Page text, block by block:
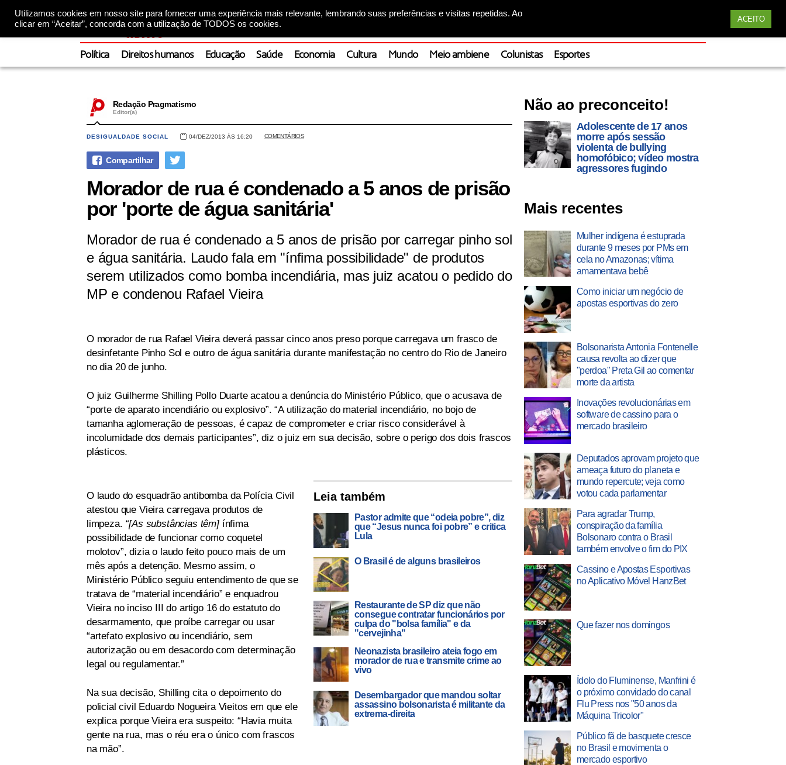
Utilizamos cookies em nosso site para fornecer uma experiência mais relevante, lembrando suas preferências e visitas repetidas. Ao
clicar em “Aceitar”, concorda com a utilização de TODOS os cookies.
ACEITO
Política Direitos humanos Educação Saúde Economia Cultura Mundo Meio ambiene Colunistas Esportes
Redação Pragmatismo
Editor(a)
DESIGUALDADE SOCIAL 04/DEZ/2013 ÀS 16:20 COMENTÁRIOS
Morador de rua é condenado a 5 anos de prisão
por 'porte de água sanitária'
Morador de rua é condenado a 5 anos de prisão por carregar pinho sol
e água sanitária. Laudo fala em "ínfima possibilidade" de produtos
serem utilizados como bomba incendiária, mas juiz acatou o pedido do
MP e condenou Rafael Vieira
O morador de rua Rafael Vieira deverá passar cinco anos preso porque carregava um frasco de
desinfetante Pinho Sol e outro de água sanitária durante manifestação no centro do Rio de Janeiro
no dia 20 de junho.
O juiz Guilherme Shilling Pollo Duarte acatou a denúncia do Ministério Público, que o acusava de
“porte de aparato incendiário ou explosivo”. “A utilização do material incendiário, no bojo de
tamanha aglomeração de pessoas, é capaz de comprometer e criar risco considerável à
incolumidade dos demais participantes”, diz o juiz em sua decisão, sobre o perigo dos dois frascos
plásticos.
Leia também
Pastor admite que “odeia pobre”, diz
que “Jesus nunca foi pobre” e critica
Lula
O Brasil é de alguns brasileiros
Restaurante de SP diz que não
consegue contratar funcionários por
culpa do "bolsa família" e da
"cervejinha"
Neonazista brasileiro ateia fogo em
morador de rua e transmite crime ao
vivo
Desembargador que mandou soltar
assassino bolsonarista é militante da
extrema-direita
O laudo do esquadrão antibomba da Polícia Civil
atestou que Vieira carregava produtos de
limpeza. “[As substâncias têm]ínfima
possibilidade de funcionar como coquetel
molotov”, dizia o laudo feito pouco mais de um
mês após a detenção. Mesmo assim, o
Ministério Público seguiu entendimento de que se
tratava de “material incendiário” e enquadrou
Vieira no inciso III do artigo 16 do estatuto do
desarmamento, que proíbe carregar ou usar
“artefato explosivo ou incendiário, sem
autorização ou em desacordo com determinação
legal ou regulamentar.”
Na sua decisão, Shilling cita o depoimento do
policial civil Eduardo Nogueira Vieitos em que ele
explica porque Vieira era suspeito: “Havia muita
gente na rua, mas o réu era o único com frascos
na mão”.
Não ao preconceito!
Adolescente de 17 anos
morre após sessão
violenta de bullying
homofóbico; vídeo mostra
agressores fugindo
Mais recentes
Mulher indígena é estuprada
durante 9 meses por PMs em
cela no Amazonas; vítima
amamentava bebê
Como iniciar um negócio de
apostas esportivas do zero
Bolsonarista Antonia Fontenelle
causa revolta ao dizer que
"perdoa" Preta Gil ao comentar
morte da artista
Inovações revolucionárias em
software de cassino para o
mercado brasileiro
Deputados aprovam projeto que
ameaça futuro do planeta e
mundo repercute; veja como
votou cada parlamentar
Para agradar Trump,
conspiração da família
Bolsonaro contra o Brasil
também envolve o fim do PIX
Cassino e Apostas Esportivas
no Aplicativo Móvel HanzBet
Que fazer nos domingos
Ídolo do Fluminense, Manfrini é
o próximo convidado do canal
Flu Press nos "50 anos da
Máquina Tricolor"
Público fã de basquete cresce
no Brasil e movimenta o
mercado esportivo